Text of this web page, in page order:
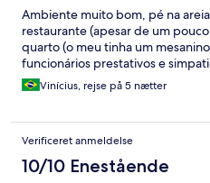
Ambiente muito bom, pé na
restaurante (apesar de um
quarto (o meu tinha um
funcionários prestativos e
Vinícius, rejse på 5 nætter
Verificeret anmeldelse
10/10 Enestående